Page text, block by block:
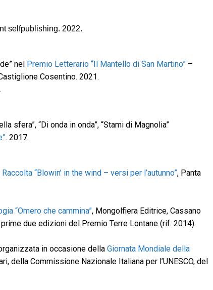
selfpublishing. 2022.
nel Premio Letterario “Il Mantello di San Martino” –
Cosentino. 2021.
sfera”, “Di onda in onda”, “Stami di Magnolia”
. 2017.
Raccolta “Blowin’ in the wind – versi per l’autunno”, Panta
“Omero che cammina”, Mongolfiera Editrice, Cassano
due edizioni del Premio Terre Lontane (rif. 2014).
in occasione della Giornata Mondiale della
della Commissione Nazionale Italiana per l’UNESCO, del